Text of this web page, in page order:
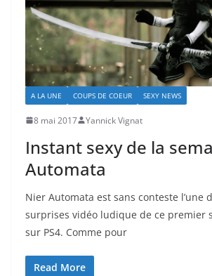
A LA UNE COUPS DE COEUR SEXY NEWS
8 mai 2017 Yannick Vignat
Instant sexy de la
Automata
Nier Automata est sans conteste l’une
surprises vidéo ludique de ce premier
sur PS4. Comme pour
Read More